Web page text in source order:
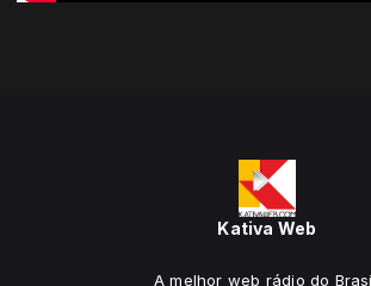
Kativa Web
A melhor web rádio do